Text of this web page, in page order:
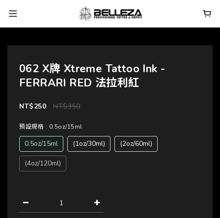
062 X牌 Xtreme Tattoo Ink -
FERRARI RED 法拉利紅
NT$350
NT$250
預設規格 : 0.5oz/15ml
0.5oz/15ml (1oz/30ml) (2oz/60ml)
(4oz/120ml)